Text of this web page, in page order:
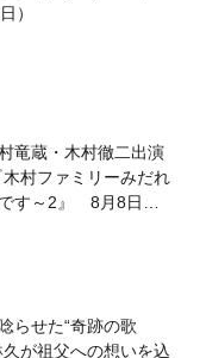
）
竜蔵・木村徹二出演
村ファミリーみだれ
す～2』 8月8日
らせた“奇跡の歌
が祖父への想いを込